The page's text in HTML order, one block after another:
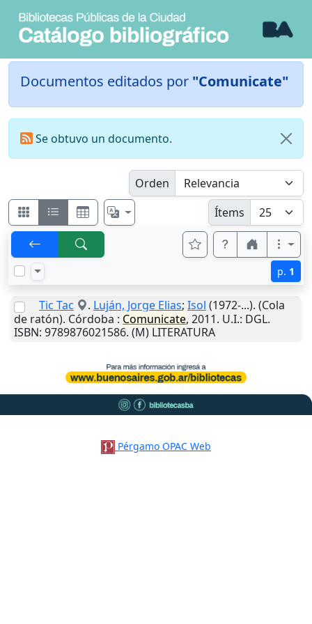
Documentos editados por "Comunicate"
Se obtuvo un documento.
Orden
Ítems
p. 1
Tic Tac . Luján, Jorge Elias; Isol (1972-...). (Cola
de ratón). Córdoba : Comunicate, 2011. U.I.: DGL.
ISBN: 9789876021586. (M) LITERATURA
Pérgamo OPAC Web